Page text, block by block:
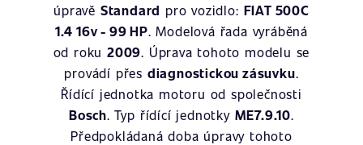
úpravě Standard pro vozidlo: FIAT 500C
1.4 16v - 99 HP. Modelová řada vyráběná
od roku2009. Úprava tohoto modelu se
provádí přes diagnostickou zásuvku.
Řídící jednotka motoru od společnosti
Bosch. Typ řídící jednotky ME7.9.10.
Předpokládaná doba úpravy tohoto